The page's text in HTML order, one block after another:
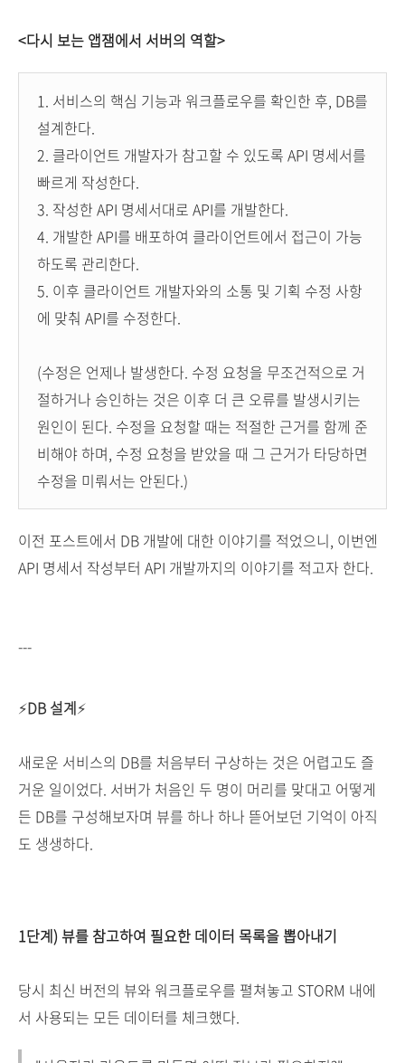
<다시 보는 앱잼에서 서버의 역할>
1. 서비스의 핵심 기능과 워크플로우를 확인한 후, DB를
설계한다.
2. 클라이언트 개발자가 참고할 수 있도록 API 명세서를
빠르게 작성한다.
3. 작성한 API 명세서대로 API를 개발한다.
4. 개발한 API를 배포하여 클라이언트에서 접근이 가능
하도록 관리한다.
5. 이후 클라이언트 개발자와의 소통 및 기획 수정 사항
에 맞춰 API를 수정한다.
(수정은 언제나 발생한다. 수정 요청을 무조건적으로 거
절하거나 승인하는 것은 이후 더 큰 오류를 발생시키는
원인이 된다. 수정을 요청할 때는 적절한 근거를 함께 준
비해야 하며, 수정 요청을 받았을 때 그 근거가 타당하면
수정을 미뤄서는 안된다.)
이전 포스트에서 DB 개발에 대한 이야기를 적었으니, 이번엔
API 명세서 작성부터 API 개발까지의 이야기를 적고자 한다.
---
⚡DB 설계⚡
새로운 서비스의 DB를 처음부터 구상하는 것은 어렵고도 즐
거운 일이었다. 서버가 처음인 두 명이 머리를 맞대고 어떻게
든 DB를 구성해보자며 뷰를 하나 하나 뜯어보던 기억이 아직
도 생생하다.
1단계) 뷰를 참고하여 필요한 데이터 목록을 뽑아내기
당시 최신 버전의 뷰와 워크플로우를 펼쳐놓고 STORM 내에
서 사용되는 모든 데이터를 체크했다.